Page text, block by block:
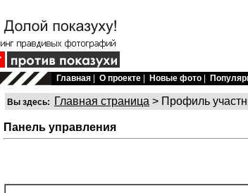
Главная О проекте Новые фото
Вы здесь: Главная страница > Профиль
Панель управления